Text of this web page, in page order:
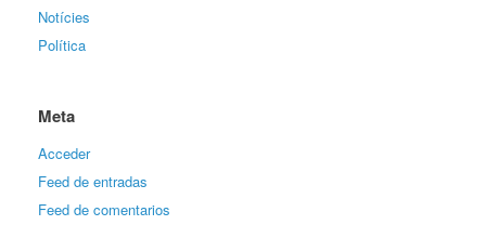
Notícies
Política
Meta
Acceder
Feed de entradas
Feed de comentarios